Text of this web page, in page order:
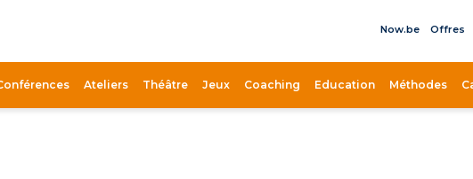
d'accueil
Now.be Offres
Ateliers Théâtre Jeux Coaching Education Méthodes